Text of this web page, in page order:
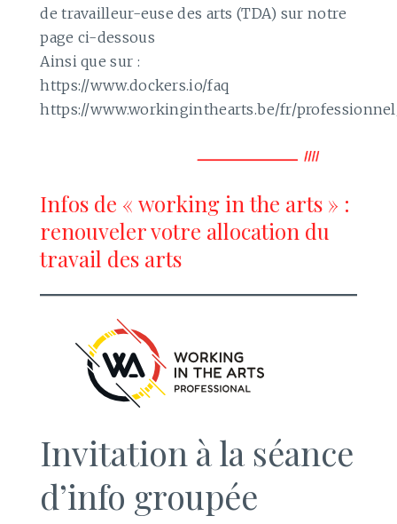
de travailleur-euse des arts (TDA) sur notre
page ci-dessous
Ainsi que sur :
https://www.dockers.io/faq
https://www.workinginthearts.be/fr/
Infos de « working in the arts » :
renouveler votre allocation du
travail des arts
Invitation à la séance
d’info groupée